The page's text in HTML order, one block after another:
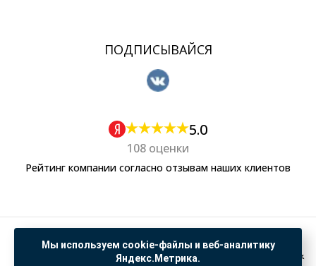
ПОДПИСЫВАЙСЯ
5.0
108 оценки
Рейтинг компании согласно отзывам наших клиентов
Политика обработки персональных данных
Согласие на обработку данных Яндекс Метрика
Мы используем cookie-файлы и веб-аналитику
Яндекс.Метрика.